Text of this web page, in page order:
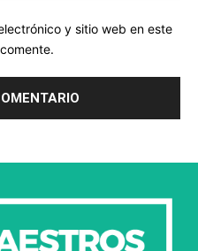
y sitio web en este